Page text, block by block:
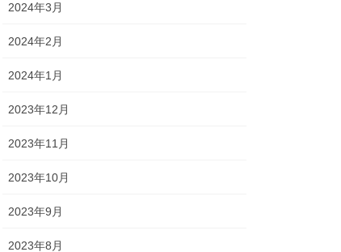
2024年3月
2024年2月
2024年1月
2023年12月
2023年11月
2023年10月
2023年9月
2023年8月